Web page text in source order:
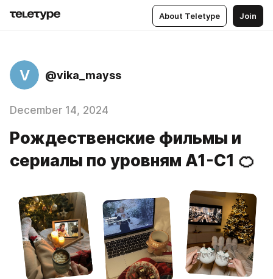
About Teletype Join
V @vika_mayss
December 14, 2024
Рождественские фильмы и
сериалы по уровням А1-С1 🍊